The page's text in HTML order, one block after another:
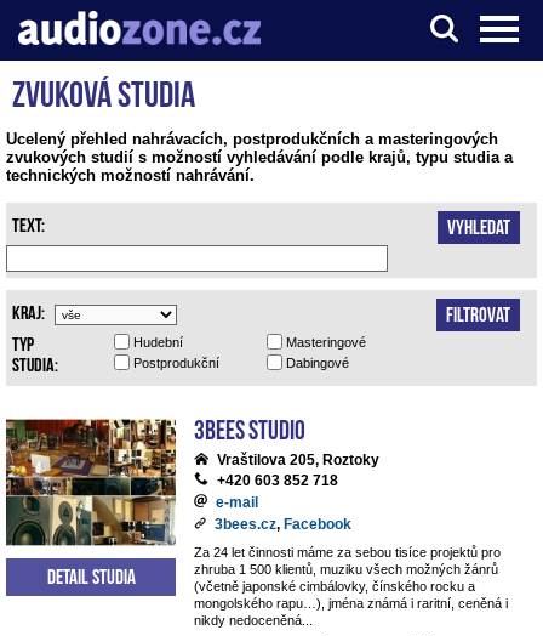
Server o digitálním zpracování zvuku
Zvuková studia
Ucelený přehled nahrávacích, postprodukčních a masteringových
zvukových studií s možností vyhledávání podle krajů, typu studia a
technických možností nahrávání.
Vyhledat
Text:
Filtrovat
Kraj:
Masteringové
Dabingové
Hudební
Postprodukční
Typ
studia:
3bees studio
Vraštilova 205, Roztoky
+420 603 852 718
e-mail
3bees.cz, Facebook
Za 24 let činnosti máme za sebou tisíce projektů pro
zhruba 1 500 klientů, muziku všech možných žánrů
(včetně japonské cimbálovky, čínského rocku a
mongolského rapu…), jména známá i raritní, ceněná i
nikdy nedoceněná...
Detail studia